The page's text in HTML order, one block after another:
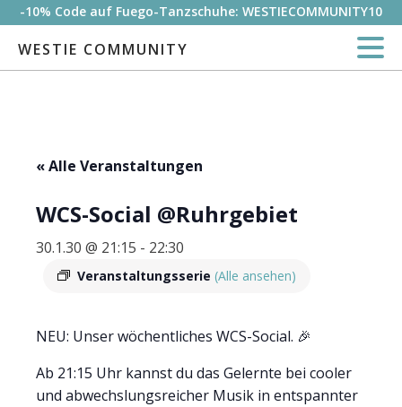
-10% Code auf Fuego-Tanzschuhe: WESTIECOMMUNITY10
WESTIE COMMUNITY
« Alle Veranstaltungen
WCS-Social @Ruhrgebiet
30.1.30 @ 21:15 - 22:30
Veranstaltungsserie (Alle ansehen)
NEU: Unser wöchentliches WCS-Social. 🎉
Ab 21:15 Uhr kannst du das Gelernte bei cooler
und abwechslungsreicher Musik in entspannter